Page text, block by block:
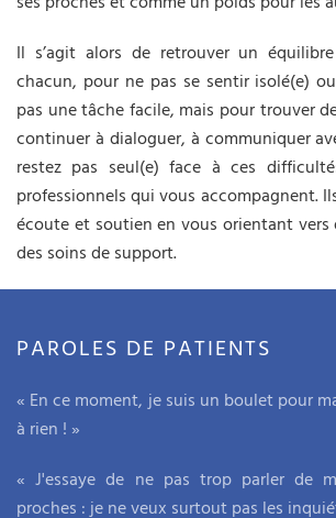
Il s’agit alors de retrouver un
chacun, pour ne pas se sentir isolé(e)
pas une tâche facile, mais pour trouver
continuer à dialoguer, à communiquer
restez pas seul(e) face à ces
professionnels qui vous accompagnent.
écoute et soutien en vous orientant vers
des soins de support.
PAROLES DE PATIENTS
« En ce moment, je suis un boulet pour
à rien ! »
« J'essaye de ne pas trop parler de
proches : je ne veux surtout pas les